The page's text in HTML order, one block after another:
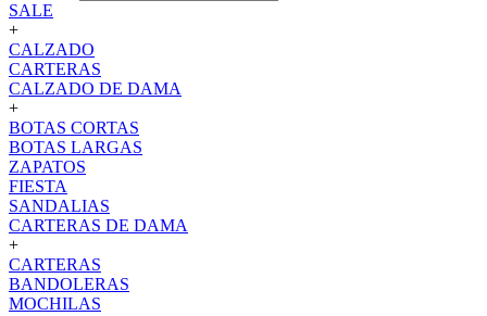
SALE
+
CALZADO
CARTERAS
CALZADO DE DAMA
+
BOTAS CORTAS
BOTAS LARGAS
ZAPATOS
FIESTA
SANDALIAS
CARTERAS DE DAMA
+
CARTERAS
BANDOLERAS
MOCHILAS